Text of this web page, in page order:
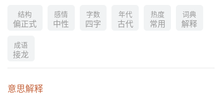
结构
偏正式
感情
中性
字数
四字
年代
古代
热度
常用
词典
解释
成语
接龙
意思解释